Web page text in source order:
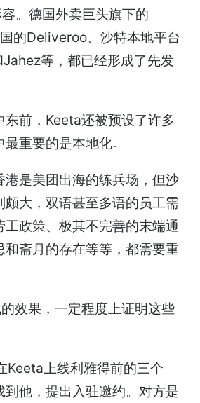
。德国外卖巨头旗下的
的Deliveroo、沙特本地平台
等，都已经形成了先发
东前，Keeta还被预设了许多
重要的是本地化。
港是美团出海的练兵场，但沙
颇大，双语甚至多语的员工需
政策、极其不完善的末端通
和斋月的存在等等，都需要重
效果，一定程度上证明这些
Keeta上线利雅得前的三个
到他，提出入驻邀约。对方是